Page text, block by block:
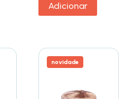
Adicionar
novidade